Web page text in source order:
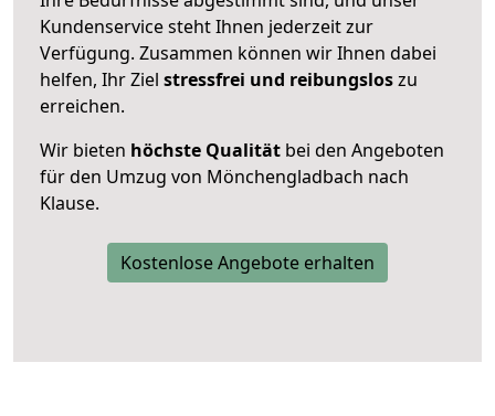
Kundenservice steht Ihnen jederzeit zur
Verfügung. Zusammen können wir Ihnen dabei
helfen, Ihr Ziel stressfrei und reibungsloszu
erreichen.
Wir bieten höchste Qualität bei den Angeboten
für den Umzug von Mönchengladbach nach
Klause.
Kostenlose Angebote erhalten